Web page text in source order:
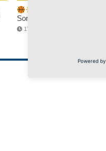
Sommerferien, wir kommen!
17. Juli 2026
Powered by